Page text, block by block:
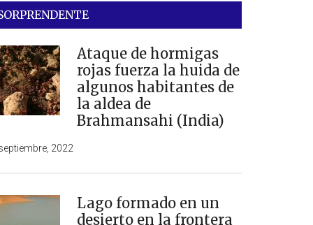
Ataque de hormigas
rojas fuerza la huida de
algunos habitantes de
la aldea de
Brahmansahi (India)
2022
Lago formado en un
desierto en la frontera